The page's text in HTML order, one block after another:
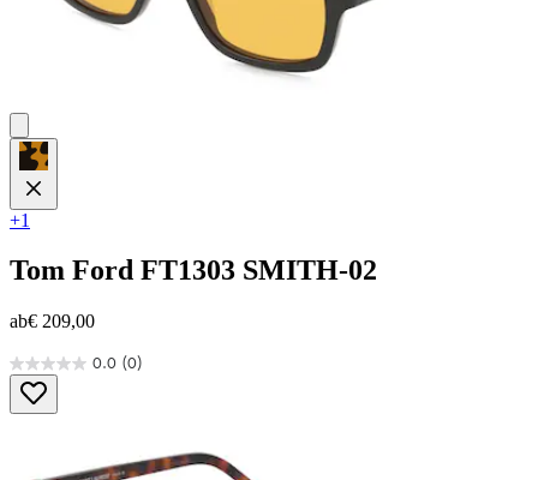
+1
Tom Ford FT1303 SMITH-02
ab€ 209,00
0.0 (0)
0.0
von
5